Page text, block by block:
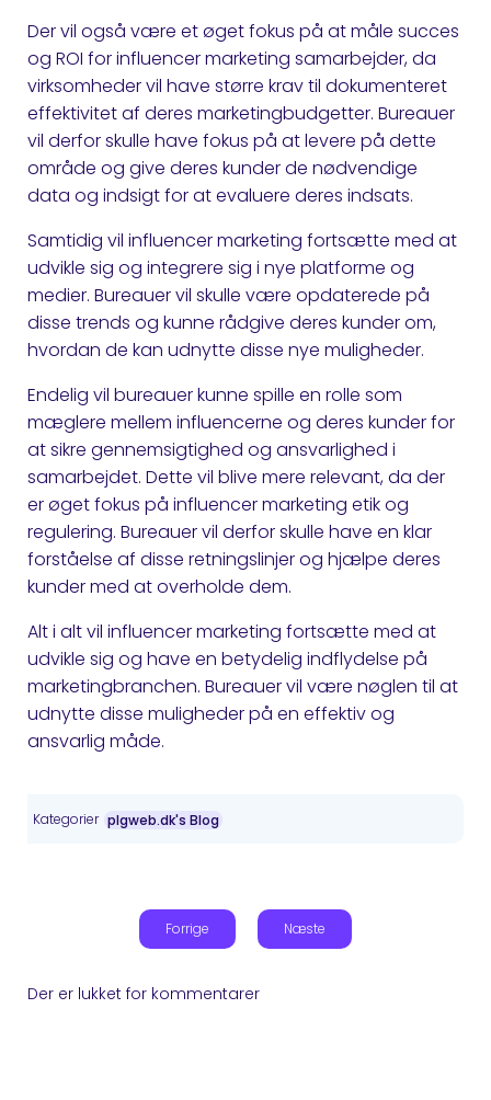
Der vil også være et øget fokus på at måle succes
og ROI for influencer marketing samarbejder, da
virksomheder vil have større krav til dokumenteret
effektivitet af deres marketingbudgetter. Bureauer
vil derfor skulle have fokus på at levere på dette
område og give deres kunder de nødvendige
data og indsigt for at evaluere deres indsats.
Samtidig vil influencer marketing fortsætte med at
udvikle sig og integrere sig i nye platforme og
medier. Bureauer vil skulle være opdaterede på
disse trends og kunne rådgive deres kunder om,
hvordan de kan udnytte disse nye muligheder.
Endelig vil bureauer kunne spille en rolle som
mæglere mellem influencerne og deres kunder for
at sikre gennemsigtighed og ansvarlighed i
samarbejdet. Dette vil blive mere relevant, da der
er øget fokus på influencer marketing etik og
regulering. Bureauer vil derfor skulle have en klar
forståelse af disse retningslinjer og hjælpe deres
kunder med at overholde dem.
Alt i alt vil influencer marketing fortsætte med at
udvikle sig og have en betydelig indflydelse på
marketingbranchen. Bureauer vil være nøglen til at
udnytte disse muligheder på en effektiv og
ansvarlig måde.
Kategorier plgweb.dk's Blog
Forrige Næste
Der er lukket for kommentarer